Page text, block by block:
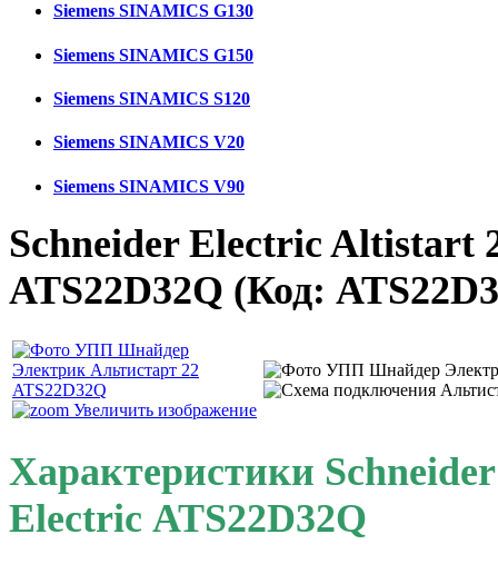
Siemens SINAMICS G130
Siemens SINAMICS G150
Siemens SINAMICS S120
Siemens SINAMICS V20
Siemens SINAMICS V90
Schneider Electric Altistart
ATS22D32Q (Код:
Увеличить изображение
Характеристики Schneider
Electric ATS22D32Q